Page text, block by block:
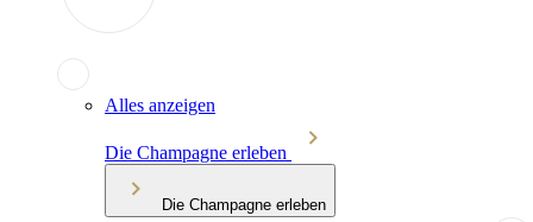
Alles anzeigen
Die Champagne erleben
Die Champagne erleben